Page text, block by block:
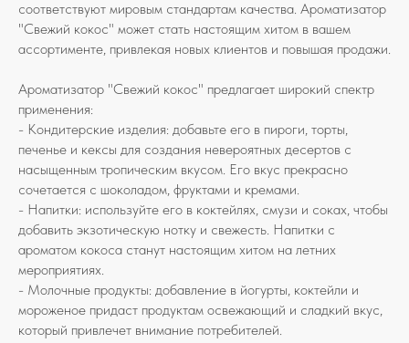
соответствуют мировым стандартам качества. Ароматизатор
"Свежий кокос" может стать настоящим хитом в вашем
ассортименте, привлекая новых клиентов и повышая продажи.
Ароматизатор "Свежий кокос" предлагает широкий спектр
применения:
- Кондитерские изделия: добавьте его в пироги, торты,
печенье и кексы для создания невероятных десертов с
насыщенным тропическим вкусом. Его вкус прекрасно
сочетается с шоколадом, фруктами и кремами.
- Напитки: используйте его в коктейлях, смузи и соках, чтобы
добавить экзотическую нотку и свежесть. Напитки с
ароматом кокоса станут настоящим хитом на летних
мероприятиях.
- Молочные продукты: добавление в йогурты, коктейли и
мороженое придаст продуктам освежающий и сладкий вкус,
который привлечет внимание потребителей.